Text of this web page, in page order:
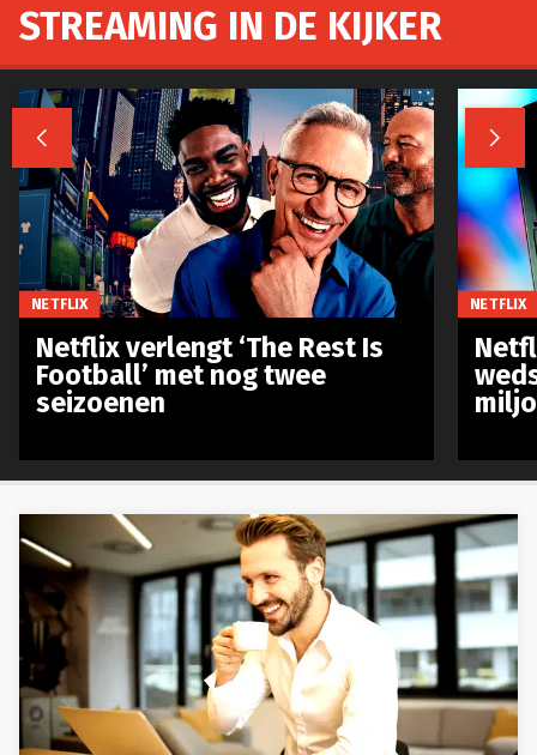
STREAMING IN DE KIJKER
 
NETFLIX
Netflix verlengt ‘The Rest Is
Football’ met nog twee
seizoenen
NETFLIX